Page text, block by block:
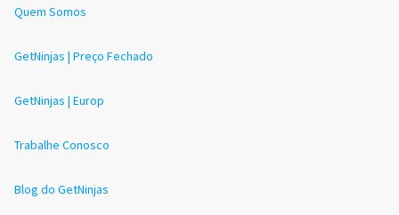
Quem Somos
GetNinjas | Preço Fechado
GetNinjas | Europ
Trabalhe Conosco
Blog do GetNinjas